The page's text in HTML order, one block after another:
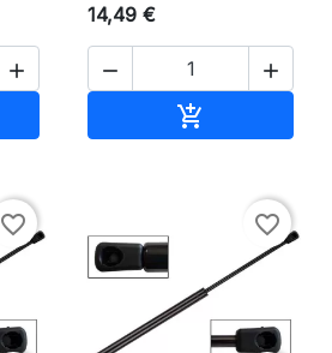

14,49 €
 

favorite_border favorite_border